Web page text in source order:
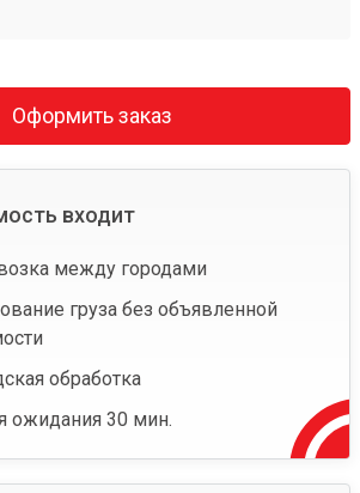
Оформить заказ
входит
между городами
груза без объявленной
обработка
ожидания 30 мин.